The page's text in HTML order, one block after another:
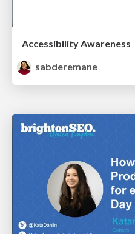
Accessibility Awareness
sabderemane